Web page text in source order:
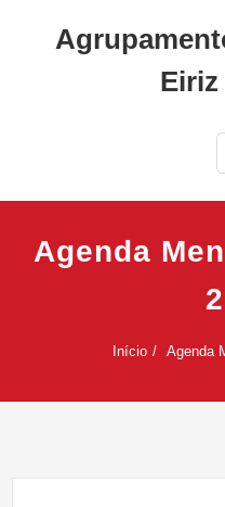
Eiriz
Agenda
Início Agenda